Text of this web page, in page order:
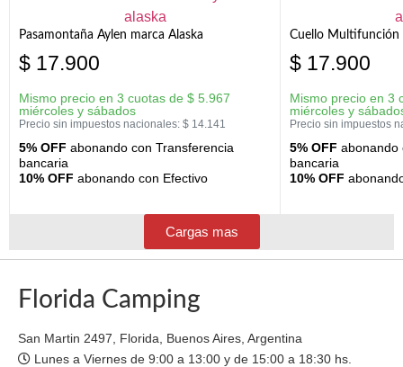
Pasamontaña Aylen marca Alaska
$ 17.900
Mismo precio en 3 cuotas de $ 5.967
miércoles y sábados
Precio sin impuestos nacionales: $ 14.141
5% OFF abonando con Transferencia
bancaria
10% OFF abonando con Efectivo
Cuello Multifunción
$ 17.900
Mismo precio en 3
miércoles y
Precio sin impuestos
5% OFF abonando
bancaria
10% OFF
Cargas mas
Florida Camping
San Martin 2497, Florida, Buenos Aires, Argentina
Lunes a Viernes de 9:00 a 13:00 y de 15:00 a 18:30 hs.